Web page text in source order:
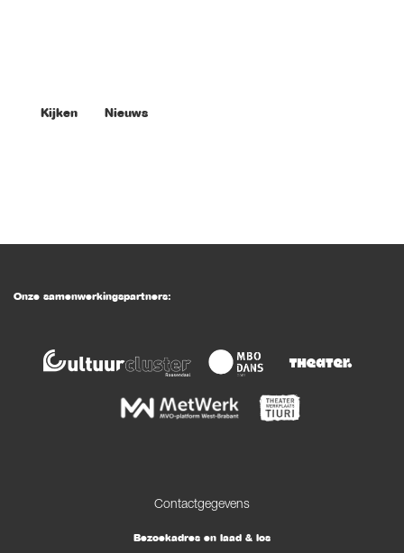
Kijken Nieuws
Onze samenwerkingspartners:
Contactgegevens
Bezoekadres en laad & los